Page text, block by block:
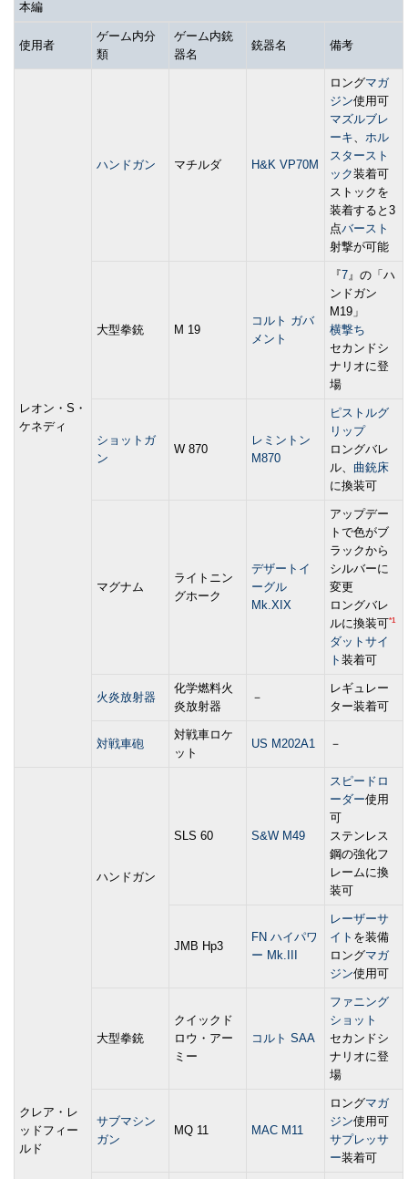
本編
使用者
ゲーム内分
類
ゲーム内銃
器名
銃器名 備考
レオン・S・
ケネディ
ハンドガン マチルダ H&K VP70M
ロングマガ
ジン使用可
マズルブレ
ーキ、 ホル
スタースト
ック装着可
ストックを
装着すると3
点バースト
射撃が可能
大型拳銃 M 19
コルト ガバ
メント
『7』の「ハ
ンドガン
M19」
横撃ち
セカンドシ
ナリオに登
場
ショットガ
ン
W 870
レミントン
M870
ピストルグ
リップ
ロングバレ
ル、 曲銃床
に換装可
マグナム
ライトニン
グホーク
デザートイ
ーグル
Mk.XIX
アップデー
トで色がブ
ラックから
シルバーに
変更
ロングバレ
ルに換装可*1
ダットサイ
ト 装着可
火炎放射器
化学燃料火
炎放射器
－
レギュレー
ター装着可
対戦車砲
対戦車ロケ
ット
US M202A1 －
クレア・レ
ッドフィー
ルド
ハンドガン
SLS 60 S&W M49
スピードロ
ーダー使用
可
ステンレス
鋼の強化フ
レームに換
装可
JMB Hp3
FN ハイパワ
ー Mk.III
レーザーサ
イト を装備
ロングマガ
ジン使用可
大型拳銃
クイックド
ロウ・アー
ミー
コルト SAA
ファニング
ショット
セカンドシ
ナリオに登
場
サブマシン
ガン
MQ 11 MAC M11
ロングマガ
ジン使用可
サプレッサ
ー装着可